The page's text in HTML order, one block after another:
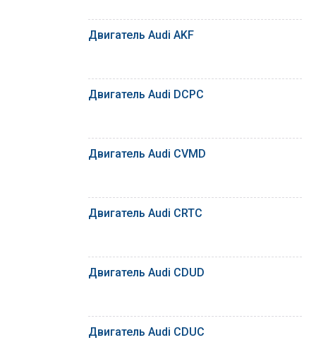
Двигатель Audi AKF
Двигатель Audi DCPC
Двигатель Audi CVMD
Двигатель Audi CRTC
Двигатель Audi CDUD
Двигатель Audi CDUC